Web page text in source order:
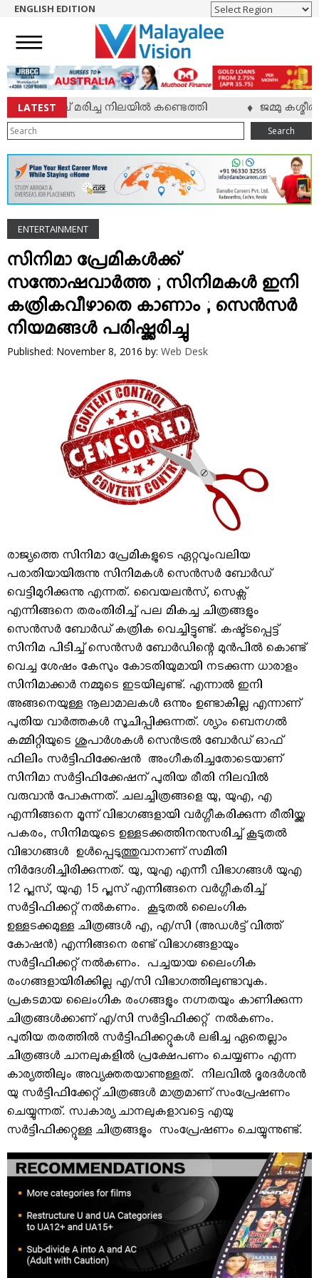
NEWS
ENGLISH
NRI
ENTERTAINMENT
MV SPECIAL
SPORTS
LIFESTYLE
TECH & AUTO
SOCIAL SPHERE
EDITORIAL
ARTS & LITERATURE
MAGAZINE
VIDEOS
YOUR SAY
TOURS & TRAVEL
ENGLISH EDITION
LATEST
യുവാവ് മരിച്ച നിലയില്‍ കണ്ടെത്തി ജമ്മു
Search
ENTERTAINMENT
സിനിമാ പ്രേമികള്‍ക്ക്
സന്തോഷവാര്‍ത്ത‍ ; സിനിമകള്‍ ഇനി
കത്രികവീഴാതെ കാണാം ; സെന്‍സര്‍
നിയമങ്ങള്‍ പരിഷ്ക്കരിച്ചു
Published: November 8, 2016 by: Web Desk
രാജ്യത്തെ സിനിമാ പ്രേമികളുടെ ഏറ്റവുംവലിയ
പരാതിയായിരുന്നു സിനിമകള്‍ സെന്‍സര്‍ ബോര്‍ഡ്
വെട്ടിമുറിക്കുന്നു എന്നത്. വൈയലന്‍സ്, സെക്സ്
എന്നിങ്ങനെ തരംതിരിച്ച് പല മികച്ച ചിത്രങ്ങളും
സെന്‍സര്‍ ബോര്‍ഡ് കത്രിക വെച്ചിട്ടുണ്ട്. കഷ്ട്ടപ്പെട്ട്
സിനിമ പിടിച്ച് സെന്‍സര്‍ ബോര്‍ഡിന്റെ മുന്‍പില്‍ കൊണ്ട്
വെച്ച ശേഷം കേസും കോടതിയുമായി നടക്കുന്ന ധാരാളം
സിനിമാക്കാര്‍ നമ്മുടെ ഇടയിലുണ്ട്. എന്നാല്‍ ഇനി
അങ്ങനെയുള്ള നൂലാമാലകള്‍ ഒന്നും ഉണ്ടാകില്ല എന്നാണ്
പുതിയ വാര്‍ത്തകള്‍ സൂചിപ്പിക്കുന്നത്. ശ്യാം ബെനഗല്‍
കമ്മിറ്റിയുടെ ശുപാര്‍ശകള്‍ സെന്‍ട്രല്‍ ബോര്‍ഡ് ഓഫ്
ഫിലിം സര്‍ട്ടിഫിക്കേഷന്‍ അംഗീകരിച്ചതോടെയാണ്
സിനിമാ സര്‍ട്ടിഫിക്കേഷന് പുതിയ രീതി നിലവില്‍
വരുവാന്‍ പോകുന്നത്. ചലച്ചിത്രങ്ങളെ യു, യുഎ, എ
എന്നിങ്ങനെ മൂന്ന് വിഭാഗങ്ങളായി വര്‍ഗ്ഗീകരിക്കുന്ന രീതിയ്ക്കു
പകരം, സിനിമയുടെ ഉള്ളടക്കത്തിനനുസരിച്ച് കൂടുതല്‍
വിഭാഗങ്ങള്‍ ഉള്‍പ്പെടുത്തുവാനാണ് സമിതി
നിര്‍ദേശിച്ചിരിക്കുന്നത്. യു, യുഎ എന്നീ വിഭാഗങ്ങള്‍ യുഎ
12 പ്ലസ്, യുഎ 15 പ്ലസ് എന്നിങ്ങനെ വര്‍ഗ്ഗീകരിച്ച്
സര്‍ട്ടിഫിക്കറ്റ് നല്‍കണം. കൂടുതല്‍ ലൈംഗിക
ഉള്ളടക്കമുള്ള ചിത്രങ്ങള്‍ എ, എ/സി (അഡള്‍ട്ട് വിത്ത്
കോഷന്‍) എന്നിങ്ങനെ രണ്ട് വിഭാഗങ്ങളായും
സര്‍ട്ടിഫിക്കറ്റ് നല്‍കണം. പച്ചയായ ലൈംഗിക
രംഗങ്ങളായിരിക്കില്ല എ/സി വിഭാഗത്തിലുണ്ടാവുക.
പ്രകടമായ ലൈംഗിക രംഗങ്ങളും നഗ്നതയും കാണിക്കുന്ന
ചിത്രങ്ങള്‍ക്കാണ് എ/സി സര്‍ട്ടിഫിക്കറ്റ് നല്‍കണം.
പുതിയ തരത്തില്‍ സര്‍ട്ടിഫിക്കറ്റുകള്‍ ലഭിച്ച ഏതെല്ലാം
ചിത്രങ്ങള്‍ ചാനലുകളില്‍ പ്രക്ഷേപണം ചെയ്യണം എന്ന
കാര്യത്തിലും അവ്യക്തതയാണുള്ളത്. നിലവില്‍ ദൂരദര്‍ശന്‍
യു സര്‍ട്ടിഫിക്കേറ്റ് ചിത്രങ്ങള്‍ മാത്രമാണ് സംപ്രേഷണം
ചെയ്യുന്നത്. സ്വകാര്യ ചാനലുകളാവട്ടെ എയു
സര്‍ട്ടിഫിക്കറ്റുള്ള ചിത്രങ്ങളും സംപ്രേഷണം ചെയ്യുന്നുണ്ട്.